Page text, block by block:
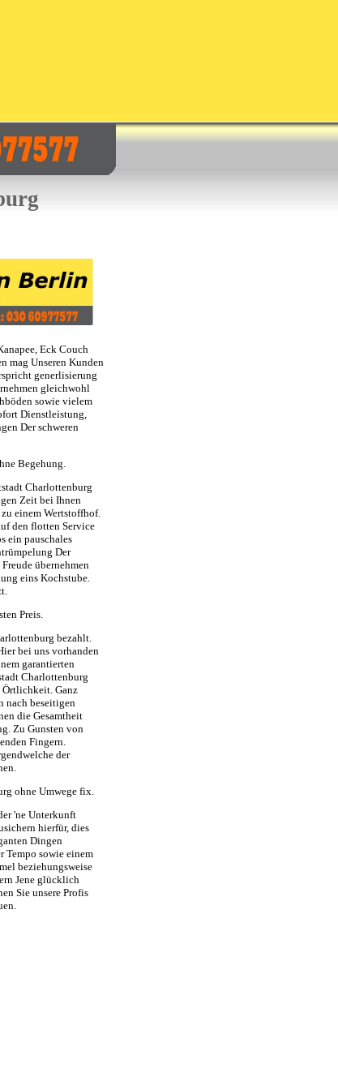
Eck Couch
mag Unseren Kunden
generlisierung
gleichwohl
sowie vielem
Dienstleistung,
Der schweren
Begehung.
Charlottenburg
Zeit bei Ihnen
einem Wertstoffhof.
den flotten Service
ein pauschales
Der
übernehmen
eins Kochstube.
Preis.
bezahlt.
bei uns vorhanden
garantierten
Charlottenburg
Örtlichkeit. Ganz
nach beseitigen
die Gesamtheit
Zu Gunsten von
Fingern.
der
ohne Umwege fix.
'ne Unterkunft
hierfür, dies
Dingen
Tempo sowie einem
beziehungsweise
Jene glücklich
Sie unsere Profis